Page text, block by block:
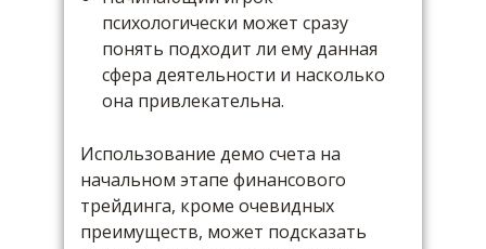
психологически может сразу
понять подходит ли ему данная
сфера деятельности и насколько
она привлекательна.
Использование демо счета на
начальном этапе финансового
трейдинга, кроме очевидных
преимуществ, может подсказать